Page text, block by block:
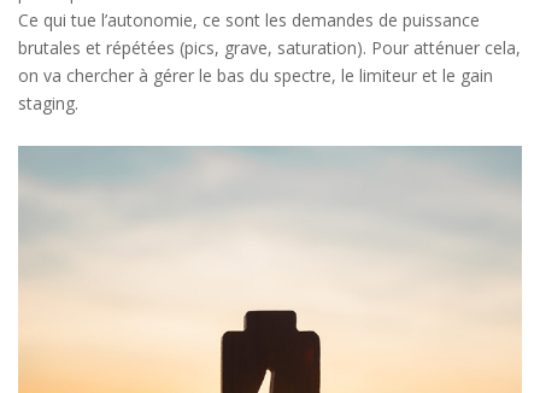
Ce qui tue l’autonomie, ce sont les demandes de puissance
brutales et répétées (pics, grave, saturation). Pour atténuer cela,
on va chercher à gérer le bas du spectre, le limiteur et le gain
staging.